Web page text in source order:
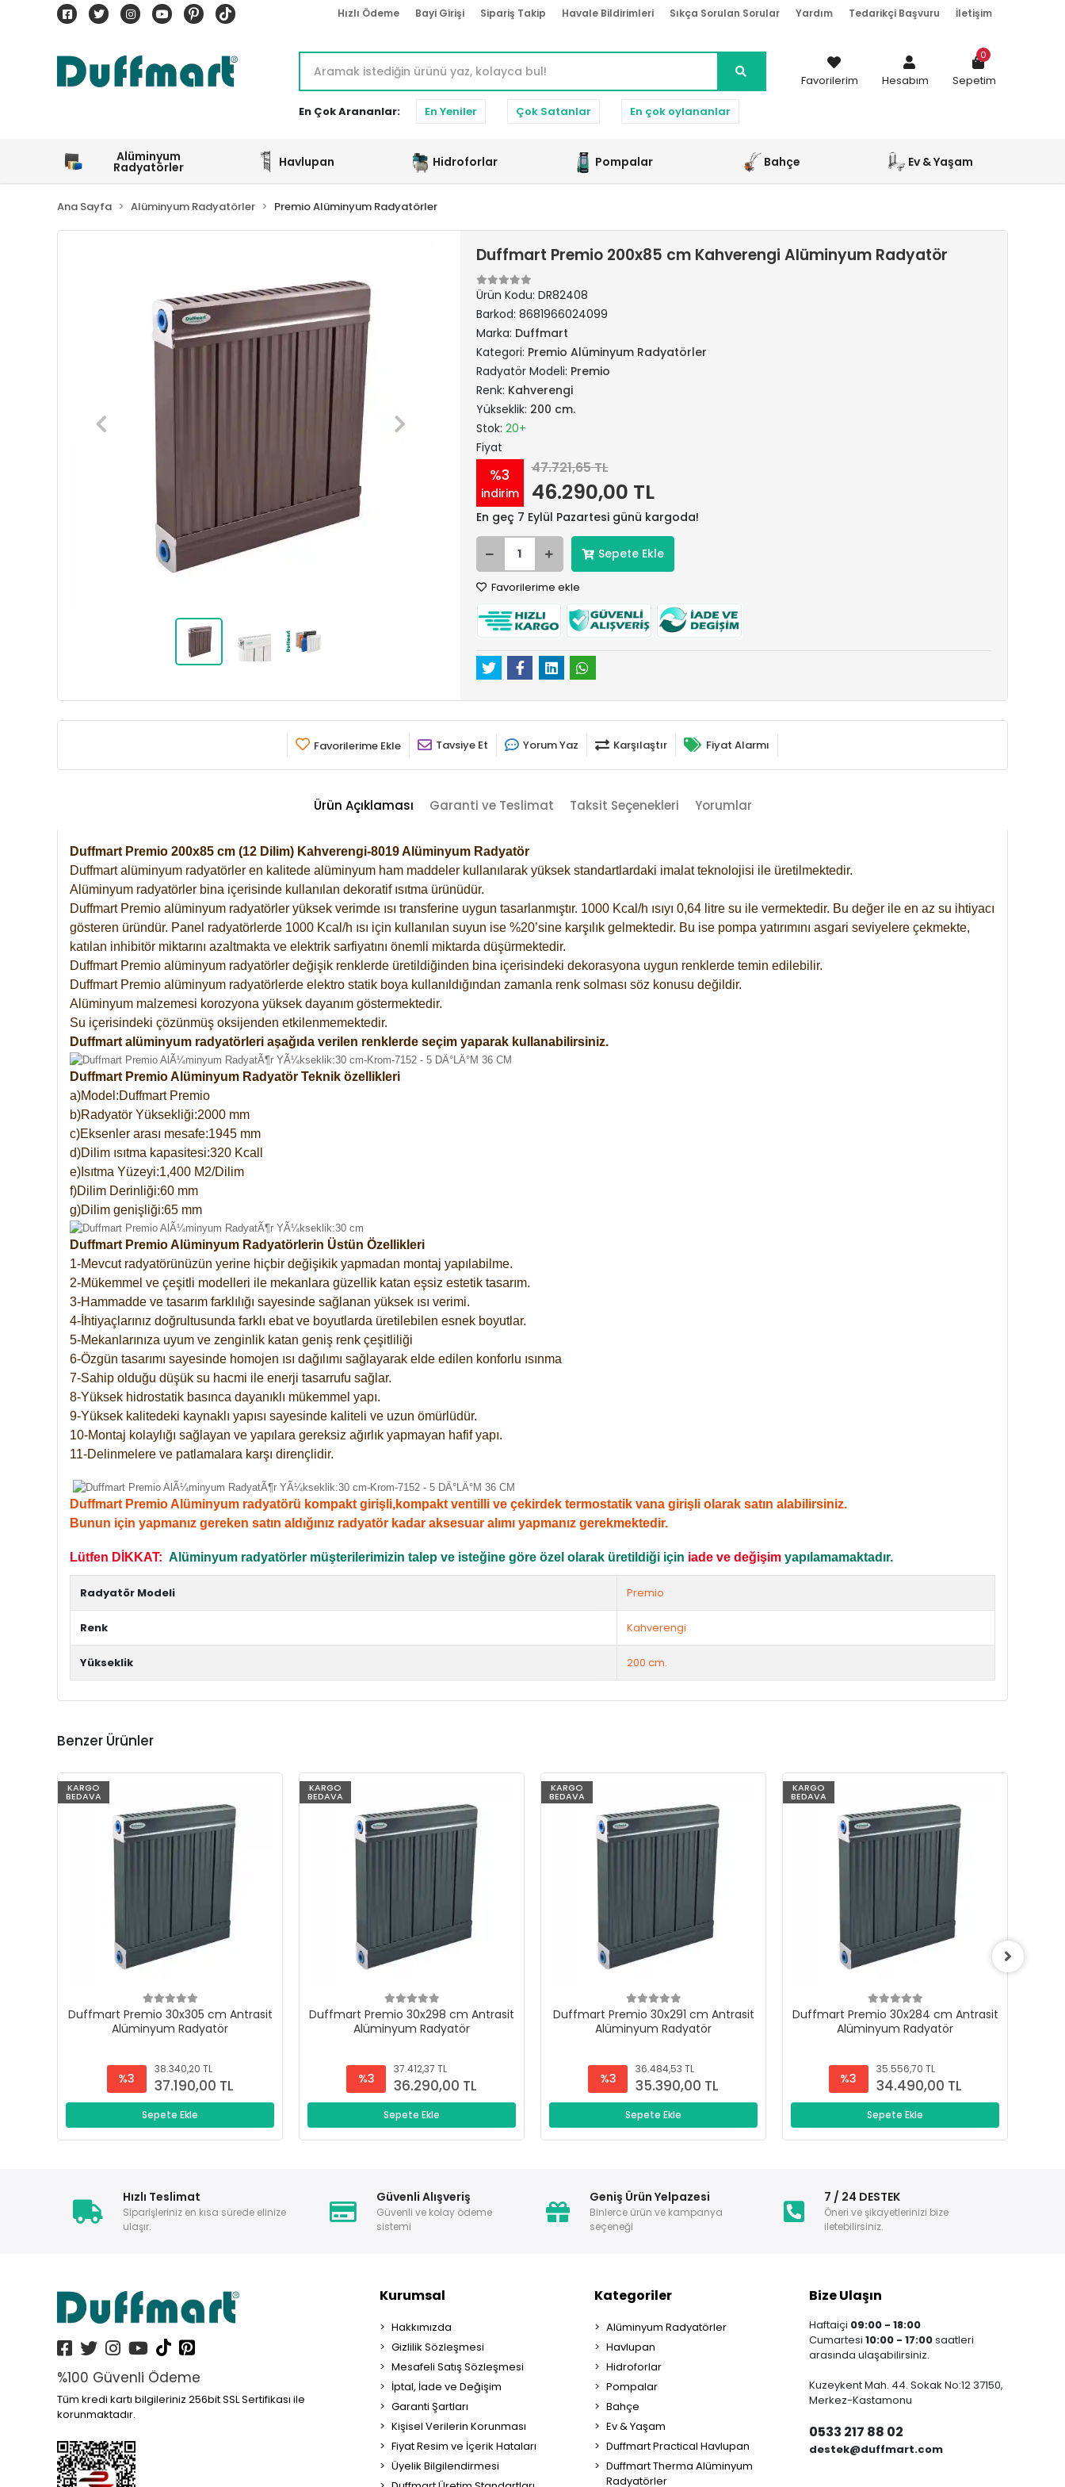
Hızlı Ödeme Bayi Girişi Sipariş Takip Havale Bildirimleri Sıkça Sorulan Sorular Yardım Tedarikçi Başvuru İletişim
En Çok Arananlar: En Yeniler Çok Satanlar En çok oylananlar
Favorilerim Hesabım Sepetim
0
Alüminyum
Radyatörler Havlupan Hidroforlar Pompalar Bahçe Ev & Yaşam
Ana Sayfa Alüminyum Radyatörler Premio Alüminyum Radyatörler
Duffmart Premio 200x85 cm Kahverengi Alüminyum Radyatör
Ürün Kodu: DR82408
Barkod: 8681966024099
Marka: Duffmart
Kategori: Premio Alüminyum Radyatörler
Radyatör Modeli: Premio
Renk: Kahverengi
Yükseklik: 200 cm.
Stok: 20+
Fiyat
%3
indirim
47.721,65 TL
46.290,00 TL
En geç 7 Eylül Pazartesi günü kargoda!
Sepete Ekle
Favorilerime ekle
Favorilerime Ekle Tavsiye Et Yorum Yaz Karşılaştır Fiyat Alarmı
Ürün Açıklaması Garanti ve Teslimat Taksit Seçenekleri Yorumlar
Duffmart Premio 200x85 cm (12 Dilim) Kahverengi-8019 Alüminyum Radyatör
Duffmart alüminyum radyatörler en kalitede alüminyum ham maddeler kullanılarak yüksek standartlardaki imalat teknolojisi ile üretilmektedir.
Alüminyum radyatörler bina içerisinde kullanılan dekoratif ısıtma ürünüdür.
Duffmart Premio alüminyum radyatörler yüksek verimde ısı transferine uygun tasarlanmıştır. 1000 Kcal/h ısıyı 0,64 litre su ile vermektedir. Bu değer ile en az su ihtiyacı
gösteren üründür. Panel radyatörlerde 1000 Kcal/h ısı için kullanılan suyun ise %20’sine karşılık gelmektedir. Bu ise pompa yatırımını asgari seviyelere çekmekte,
katılan inhibitör miktarını azaltmakta ve elektrik sarfiyatını önemli miktarda düşürmektedir.
Duffmart Premio alüminyum radyatörler değişik renklerde üretildiğinden bina içerisindeki dekorasyona uygun renklerde temin edilebilir.
Duffmart Premio alüminyum radyatörlerde elektro statik boya kullanıldığından zamanla renk solması söz konusu değildir.
Alüminyum malzemesi korozyona yüksek dayanım göstermektedir.
Su içerisindeki çözünmüş oksijenden etkilenmemektedir.
Duffmart alüminyum radyatörleri aşağıda verilen renklerde seçim yaparak kullanabilirsiniz.
Duffmart Premio Alüminyum Radyatör Teknik özellikleri
a)Model:Duffmart Premio
b)Radyatör Yüksekliği:2000 mm
c)Eksenler arası mesafe:1945 mm
d)Dilim ısıtma kapasitesi:320 Kcall
e)Isıtma Yüzeyi:1,400 M2/Dilim
f)Dilim Derinliği:60 mm
g)Dilim genişliği:65 mm
Duffmart Premio Alüminyum Radyatörlerin Üstün Özellikleri
1-Mevcut radyatörünüzün yerine hiçbir değişikik yapmadan montaj yapılabilme.
2-Mükemmel ve çeşitli modelleri ile mekanlara güzellik katan eşsiz estetik tasarım.
3-Hammadde ve tasarım farklılığı sayesinde sağlanan yüksek ısı verimi.
4-İhtiyaçlarınız doğrultusunda farklı ebat ve boyutlarda üretilebilen esnek boyutlar.
5-Mekanlarınıza uyum ve zenginlik katan geniş renk çeşitliliği
6-Özgün tasarımı sayesinde homojen ısı dağılımı sağlayarak elde edilen konforlu ısınma
7-Sahip olduğu düşük su hacmi ile enerji tasarrufu sağlar.
8-Yüksek hidrostatik basınca dayanıklı mükemmel yapı.
9-Yüksek kalitedeki kaynaklı yapısı sayesinde kaliteli ve uzun ömürlüdür.
10-Montaj kolaylığı sağlayan ve yapılara gereksiz ağırlık yapmayan hafif yapı.
11-Delinmelere ve patlamalara karşı dirençlidir.
Duffmart Premio Alüminyum radyatörü kompakt girişli,kompakt ventilli ve çekirdek termostatik vana girişli olarak satın alabilirsiniz.
Bunun için yapmanız gereken satın aldığınız radyatör kadar aksesuar alımı yapmanız gerekmektedir.
Lütfen DİKKAT: Alüminyum radyatörler müşterilerimizin talep ve isteğine göre özel olarak üretildiği için iade ve değişim yapılamamaktadır.
Radyatör Modeli Premio
Renk Kahverengi
Yükseklik 200 cm.
Benzer Ürünler
KARGO
BEDAVA
Duffmart Premio 30x305 cm Antrasit
Alüminyum Radyatör
%3
38.340,20 TL
37.190,00 TL
Sepete Ekle
KARGO
BEDAVA
Duffmart Premio 30x298 cm Antrasit
Alüminyum Radyatör
%3
37.412,37 TL
36.290,00 TL
Sepete Ekle
KARGO
BEDAVA
Duffmart Premio 30x291 cm Antrasit
Alüminyum Radyatör
%3
36.484,53 TL
35.390,00 TL
Sepete Ekle
KARGO
BEDAVA
Duffmart Premio 30x284 cm Antrasit
Alüminyum Radyatör
%3
35.556,70 TL
34.490,00 TL
Sepete Ekle
Hızlı Teslimat
Siparişleriniz en kısa sürede elinize
ulaşır.
Güvenli Alışveriş
Güvenli ve kolay ödeme
sistemi
Geniş Ürün Yelpazesi
Binlerce ürün ve kampanya
seçeneği
7 / 24 DESTEK
Öneri ve şikayetlerinizi bize
iletebilirsiniz.
%100 Güvenli Ödeme
Tüm kredi kartı bilgileriniz 256bit SSL Sertifikası ile
korunmaktadır.
Kurumsal
Hakkımızda
Gizlilik Sözleşmesi
Mesafeli Satış Sözleşmesi
İptal, İade ve Değişim
Garanti Şartları
Kişisel Verilerin Korunması
Fiyat Resim ve İçerik Hataları
Üyelik Bilgilendirmesi
Kategoriler
Alüminyum Radyatörler
Havlupan
Hidroforlar
Pompalar
Bahçe
Ev & Yaşam
Duffmart Practical Havlupan
Duffmart Therma Alüminyum
Radyatörler
Bize Ulaşın
Haftaiçi 09:00 - 18:00
Cumartesi 10:00 - 17:00saatleri
arasında ulaşabilirsiniz.
Kuzeykent Mah. 44. Sokak No:12 37150,
Merkez-Kastamonu
0533 217 88 02
destek@duffmart.com